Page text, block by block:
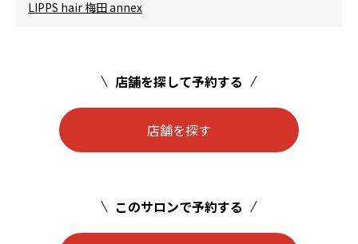
LIPPS hair 梅田 annex
店舗を探して予約する
店舗を探す
このサロンで予約する